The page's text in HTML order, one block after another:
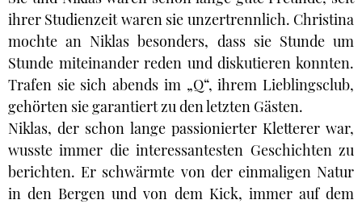
ihrer Studienzeit waren sie unzertrennlich. Christina
mochte an Niklas besonders, dass sie Stunde um
Stunde miteinander reden und diskutieren konnten.
Trafen sie sich abends im „Q“, ihrem Lieblingsclub,
gehörten sie garantiert zu den letzten Gästen.
Niklas, der schon lange passionierter Kletterer war,
wusste immer die interessantesten Geschichten zu
berichten. Er schwärmte von der einmaligen Natur
in den Bergen und von dem Kick, immer auf dem